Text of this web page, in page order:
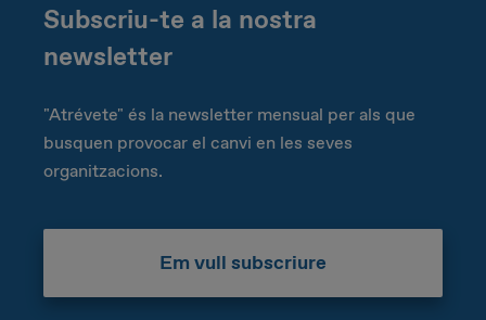
Subscriu-te a la nostra
newsletter
"Atrévete" és la newsletter mensual per als que
busquen provocar el canvi en les seves
organitzacions.
Em vull subscriure